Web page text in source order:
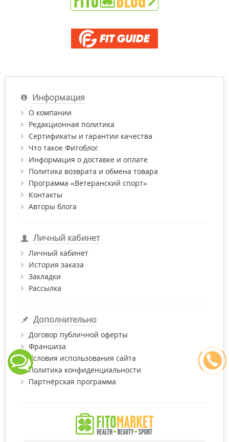
Информация
О компании
Редакционная политика
Сертификаты и гарантии качества
Что такое Фитоблог
Информация о доставке и оплате
Политика возврата и обмена товара
Программа «Ветеранский спорт»
Контакты
Авторы блога
Личный кабинет
Личный кабинет
История заказа
Закладки
Рассылка
Дополнительно
Договор публичной оферты
Франшиза
Условия использования сайта
Политика конфиденциальности
Партнёрская программа